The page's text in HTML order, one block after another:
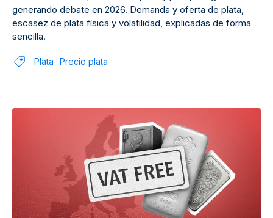
generando debate en 2026. Demanda y oferta de plata,
escasez de plata física y volatilidad, explicadas de forma
sencilla.
Plata Precio plata